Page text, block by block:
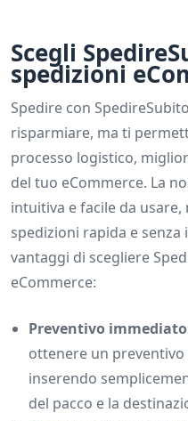
Scegli
spedizioni
Spedire con
risparmiare, ma ti
processo logistico,
del tuo eCommerce. La
intuitiva e facile da
spedizioni rapida e
vantaggi di scegliere
eCommerce:
Preventivo
ottenere un
inserendo
del pacco e la